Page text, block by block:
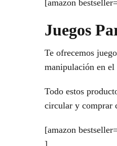
[amazon
Juegos
Te ofrecemos
manipulación en el
Todo estos
circular y comprar
[amazon